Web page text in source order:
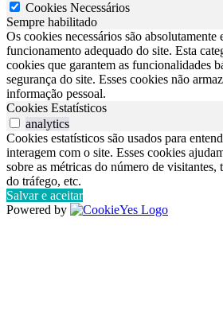
Cookies Necessários
Sempre habilitado
Os cookies necessários são absolutamente
funcionamento adequado do site. Esta
cookies que garantem as funcionalidades
segurança do site. Esses cookies não
informação pessoal.
Cookies Estatísticos
analytics
Cookies estatísticos são usados para
interagem com o site. Esses cookies
sobre as métricas do número de visitantes,
do tráfego, etc.
Salvar e aceitar
Powered by